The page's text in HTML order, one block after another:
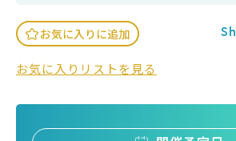
お気に入りに追加
お気に入りリストを見る